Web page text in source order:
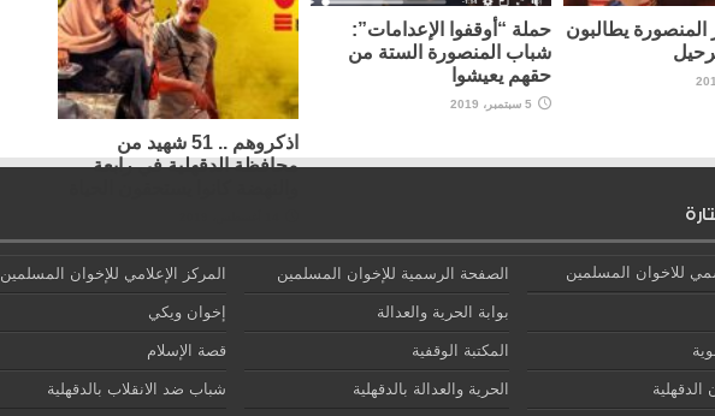
المنصورة يطالبون
حملة “أوقفوا الإعدامات”:
شباب المنصورة الستة من
حقهم يعيشوا
5 سبتمبر، 2019
اذكروهم .. 51 شهيد من
محافظة الدقهلية في رابعة
للاخوان المسلمين الصفحة الرسمية للإخوان المسلمين المركز الإعلامي للإخوان المسلمين
بوابة الحرية والعدالة إخوان ويكي
المكتبة الوقفية قصة الإسلام
الحرية والعدالة بالدقهلية شباب ضد الانقلاب بالدقهلية